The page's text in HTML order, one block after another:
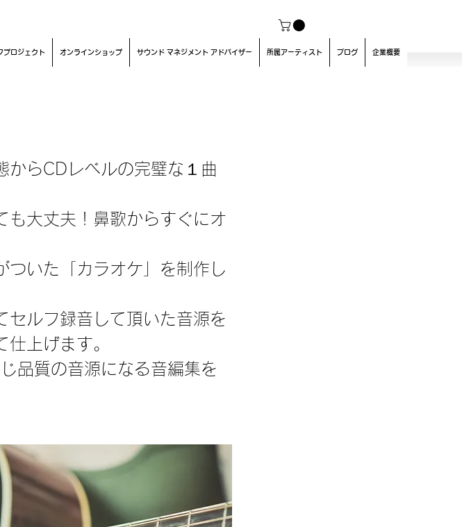
プロジェクト オンラインショップ サウンド マネジメント アドバイザー 所属アーティスト ブログ 企業概要
からCDレベルの完璧な１曲
も大丈夫！鼻歌からすぐにオ
ついた「カラオケ」を制作し
セルフ録音して頂いた音源を
上げます。​
品質の音源になる音編集を